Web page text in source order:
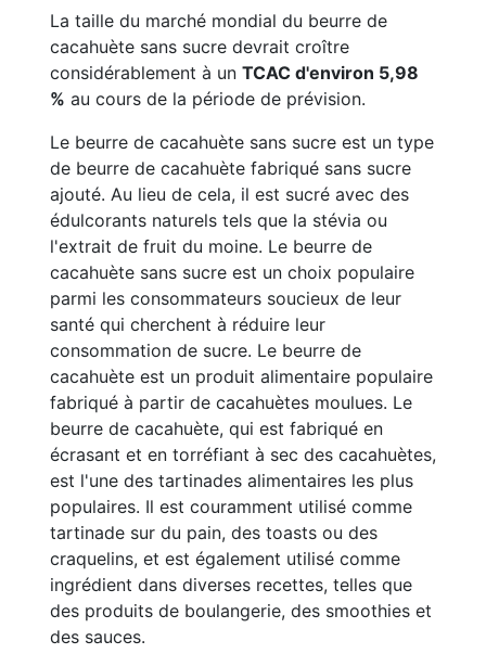
La taille du marché mondial du beurre de
cacahuète sans sucre devrait croître
considérablement à un TCAC d'environ 5,98
% au cours de la période de prévision.
Le beurre de cacahuète sans sucre est un type
de beurre de cacahuète fabriqué sans sucre
ajouté. Au lieu de cela, il est sucré avec des
édulcorants naturels tels que la stévia ou
l'extrait de fruit du moine. Le beurre de
cacahuète sans sucre est un choix populaire
parmi les consommateurs soucieux de leur
santé qui cherchent à réduire leur
consommation de sucre. Le beurre de
cacahuète est un produit alimentaire populaire
fabriqué à partir de cacahuètes moulues. Le
beurre de cacahuète, qui est fabriqué en
écrasant et en torréfiant à sec des cacahuètes,
est l'une des tartinades alimentaires les plus
populaires. Il est couramment utilisé comme
tartinade sur du pain, des toasts ou des
craquelins, et est également utilisé comme
ingrédient dans diverses recettes, telles que
des produits de boulangerie, des smoothies et
des sauces.